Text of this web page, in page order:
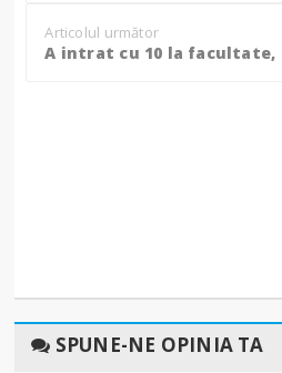
Articolul următor
SPUNE-NE OPINIA TA